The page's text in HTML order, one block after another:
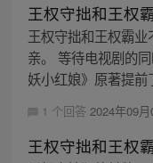
王权守拙和王权
王权守拙和王权霸
亲。 等待电视剧的
妖小红娘》原著提前
1 个回答 2024年09
王权守拙和王权